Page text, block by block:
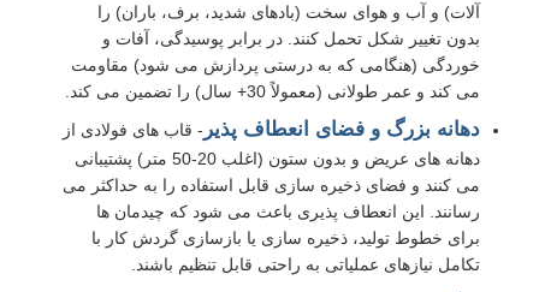
ساخت و ساز ساخت و ساز
قاب فولادی
ساخت سازه های فولادی
مواد ساختمانی فولادی
آلات) و آب و هوای سخت (بادهای شدید، برف، باران) را
بدون تغییر شکل تحمل کنند. در برابر پوسیدگی، آفات و
خوردگی (هنگامی که به درستی پردازش می شود) مقاومت
می کند و عمر طولانی (معمولاً 30+ سال) را تضمین می کند.
دهانه بزرگ و فضای انعطاف پذیر - قاب های فولادی از
دهانه های عریض و بدون ستون (اغلب 20-50 متر) پشتیبانی
می کنند و فضای ذخیره سازی قابل استفاده را به حداکثر می
رسانند. این انعطاف پذیری باعث می شود که چیدمان ها
برای خطوط تولید، ذخیره سازی یا بازسازی گردش کار با
تکامل نیازهای عملیاتی به راحتی قابل تنظیم باشند.